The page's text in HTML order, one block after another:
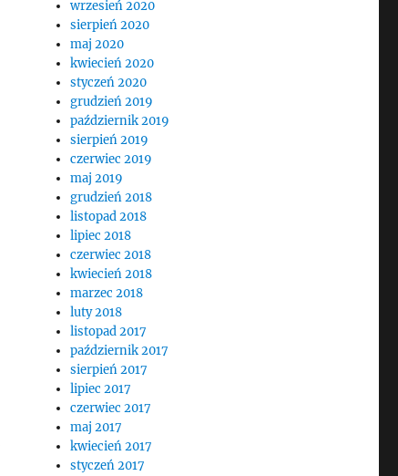
wrzesień 2020
sierpień 2020
maj 2020
kwiecień 2020
styczeń 2020
grudzień 2019
październik 2019
sierpień 2019
czerwiec 2019
maj 2019
grudzień 2018
listopad 2018
lipiec 2018
czerwiec 2018
kwiecień 2018
marzec 2018
luty 2018
listopad 2017
październik 2017
sierpień 2017
lipiec 2017
czerwiec 2017
maj 2017
kwiecień 2017
styczeń 2017